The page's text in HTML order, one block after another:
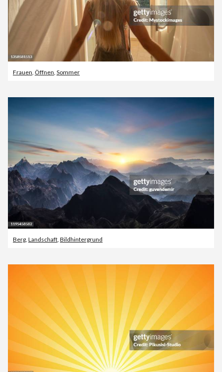
Frauen Öffnen Sommer
Berg Landschaft Bildhintergrund